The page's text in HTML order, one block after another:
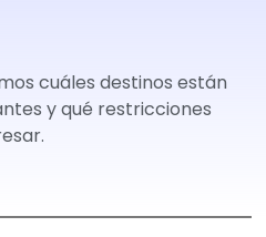
cuáles destinos están
y qué restricciones